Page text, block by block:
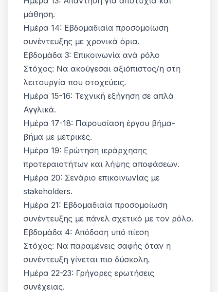
μάθηση.
Ημέρα 14: Εβδομαδιαία προσομοίωση
συνέντευξης με χρονικά όρια.
Εβδομάδα 3: Επικοινωνία ανά ρόλο
Στόχος: Να ακούγεσαι αξιόπιστος/η στη
λειτουργία που στοχεύεις.
Ημέρα 15-16: Τεχνική εξήγηση σε απλά
Αγγλικά.
Ημέρα 17-18: Παρουσίαση έργου βήμα-
βήμα με μετρικές.
Ημέρα 19: Ερώτηση ιεράρχησης
προτεραιοτήτων και λήψης αποφάσεων.
Ημέρα 20: Σενάριο επικοινωνίας με
stakeholders.
Ημέρα 21: Εβδομαδιαία προσομοίωση
συνέντευξης με πάνελ σχετικό με τον ρόλο.
Εβδομάδα 4: Απόδοση υπό πίεση
Στόχος: Να παραμένεις σαφής όταν η
συνέντευξη γίνεται πιο δύσκολη.
Ημέρα 22-23: Γρήγορες ερωτήσεις
συνέχειας.